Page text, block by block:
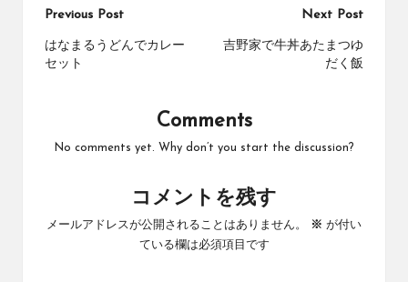
Post
navigation
Previous Post
はなまるうどんでカレー
セット
Next Post
吉野家で牛丼あたまつゆ
だく飯
Comments
No comments yet. Why don’t you start the discussion?
コメントを残す
メールアドレスが公開されることはありません。 ※ が付い
ている欄は必須項目です